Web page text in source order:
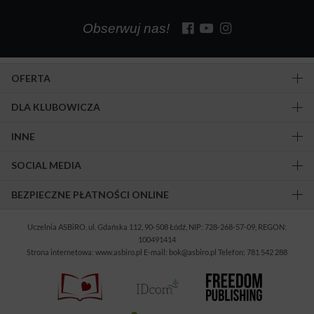
Obserwuj nas!
OFERTA
DLA KLUBOWICZA
INNE
SOCIAL MEDIA
BEZPIECZNE PŁATNOŚCI ONLINE
Uczelnia ASBiRO, ul. Gdańska 112, 90-508 Łódź, NIP: 728-268-57-09, REGON:
100491414
Strona internetowa: www.asbiro.pl E-mail: bok@asbiro.pl Telefon: 781 542 288